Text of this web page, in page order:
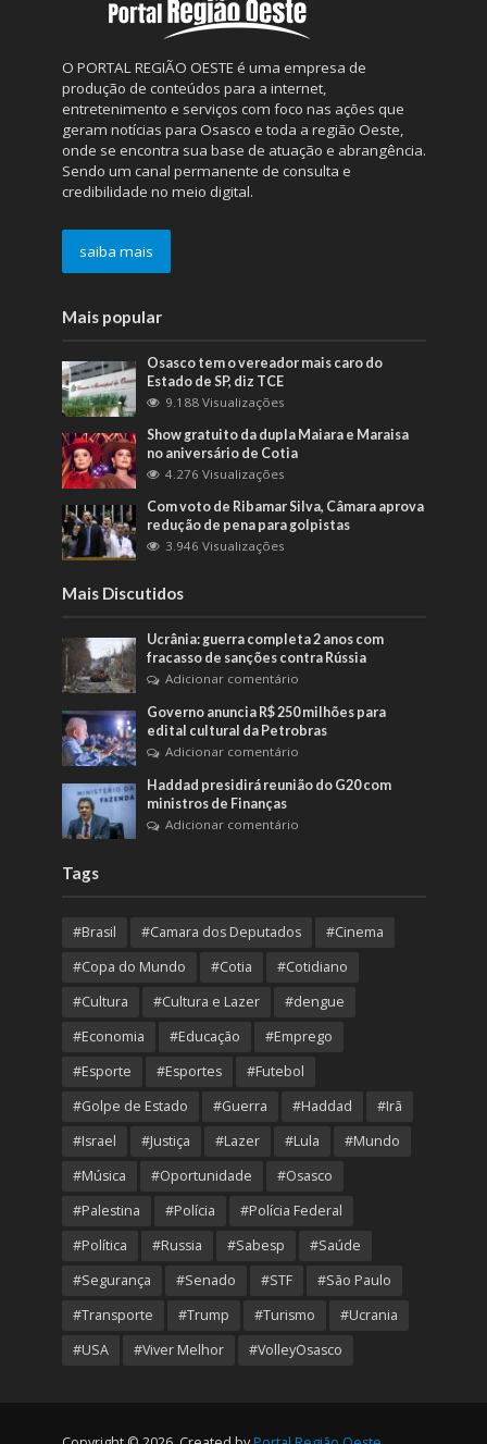
O PORTAL REGIÃO OESTE é uma empresa de
produção de conteúdos para a internet,
entretenimento e serviços com foco nas ações que
geram notícias para Osasco e toda a região Oeste,
onde se encontra sua base de atuação e abrangência.
Sendo um canal permanente de consulta e
credibilidade no meio digital.
saiba mais
Mais popular
Osasco tem o vereador mais caro do
Estado de SP, diz TCE
9.188 Visualizações
Show gratuito da dupla Maiara e Maraisa
no aniversário de Cotia
4.276 Visualizações
Com voto de Ribamar Silva, Câmara aprova
redução de pena para golpistas
3.946 Visualizações
Mais Discutidos
Ucrânia: guerra completa 2 anos com
fracasso de sanções contra Rússia
Adicionar comentário
Governo anuncia R$ 250 milhões para
edital cultural da Petrobras
Adicionar comentário
Haddad presidirá reunião do G20 com
ministros de Finanças
Adicionar comentário
Tags
#Brasil #Camara dos Deputados
#Cinema
#Copa do Mundo
#Cotia
#Cotidiano
#Cultura
#Cultura e Lazer
#dengue
#Economia
#Educação
#Emprego
#Esporte
#Esportes
#Futebol
#Golpe de Estado
#Guerra #Haddad
#Irã
#Israel
#Justiça #Lazer #Lula
#Mundo
#Música
#Oportunidade
#Osasco
#Palestina
#Polícia
#Polícia Federal
#Política
#Russia #Sabesp
#Saúde
#Segurança
#Senado #STF
#São Paulo
#Transporte
#Trump #Turismo
#Ucrania
#USA
#Viver Melhor #VolleyOsasco